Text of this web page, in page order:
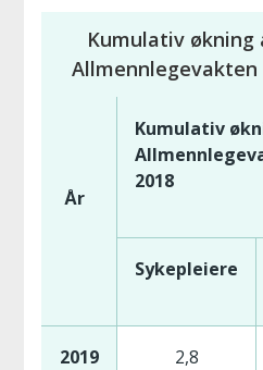
Kumulativ økning
År
Kumulativ
2018
Sykepleiere
2019 2,8